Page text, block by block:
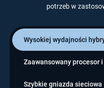
potrzeb w
Wysokiej wydajności
Zaawansowany procesor
Szybkie gniazda sieciowa